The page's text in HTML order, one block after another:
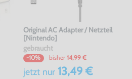
Original AC Adapter / Netzteil
[Nintendo]
gebraucht
-10% bisher 14,99 €
jetzt nur13,49 €